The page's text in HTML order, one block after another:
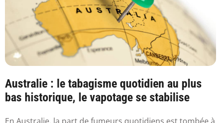
Australie : le tabagisme quotidien au plus
bas historique, le vapotage se stabilise